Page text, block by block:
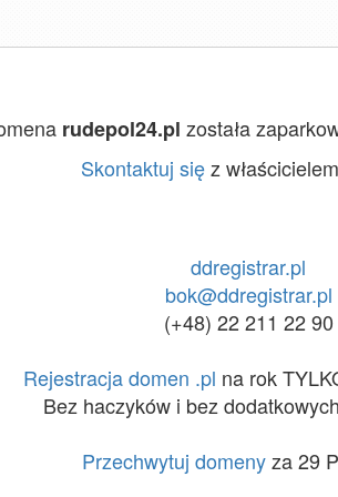
rudepol24.pl została
Skontaktuj sięz
ddregistrar.pl
bok@ddregistrar.pl
(+48) 22 211 22 90
Rejestracja domen .pl na rok
Bez haczyków i bez
Przechwytuj domenyza 29